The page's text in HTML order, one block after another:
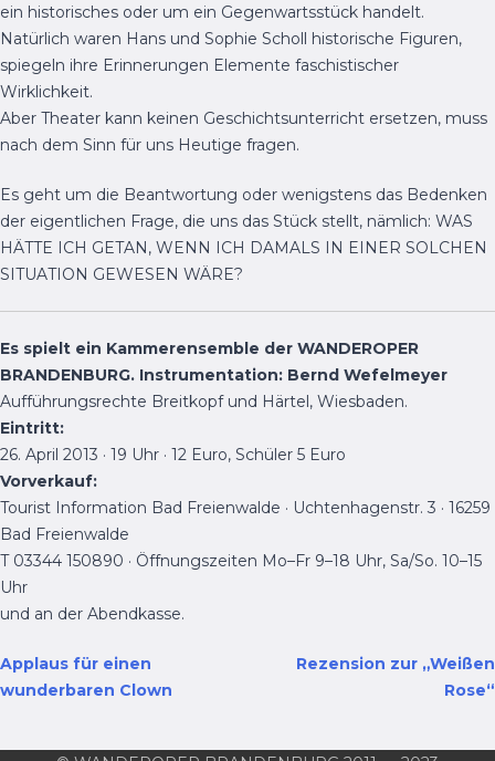
ein historisches oder um ein Gegenwartsstück handelt.
Natürlich waren Hans und Sophie Scholl historische Figuren,
spiegeln ihre Erinnerungen Elemente faschistischer
Wirklichkeit.
Aber Theater kann keinen Geschichtsunterricht ersetzen, muss
nach dem Sinn für uns Heutige fragen.
Es geht um die Beantwortung oder wenigstens das Bedenken
der eigentlichen Frage, die uns das Stück stellt, nämlich: WAS
HÄTTE ICH GETAN, WENN ICH DAMALS IN EINER SOLCHEN
SITUATION GEWESEN WÄRE?
Es spielt ein Kammerensemble der WANDEROPER
BRANDENBURG. Instrumentation: Bernd Wefelmeyer
Aufführungsrechte Breitkopf und Härtel, Wiesbaden.
Eintritt:
26. April 2013 · 19 Uhr · 12 Euro, Schüler 5 Euro
Vorverkauf:
Tourist Information Bad Freienwalde · Uchtenhagenstr. 3 · 16259
Bad Freienwalde
T 03344 150890 · Öffnungszeiten Mo–Fr 9–18 Uhr, Sa/So. 10–15
Uhr
und an der Abendkasse.
Beitragsnavigation
Applaus für einen
wunderbaren Clown
Rezension zur „Weißen
Rose“